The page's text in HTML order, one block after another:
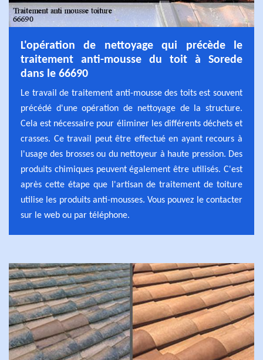
L'opération de nettoyage qui précède le
traitement anti-mousse du toit à Sorede
dans le 66690
Le travail de traitement anti-mousse des toits est souvent
précédé d'une opération de nettoyage de la structure.
Cela est nécessaire pour éliminer les différents déchets et
crasses. Ce travail peut être effectué en ayant recours à
l'usage des brosses ou du nettoyeur à haute pression. Des
produits chimiques peuvent également être utilisés. C'est
après cette étape que l'artisan de traitement de toiture
utilise les produits anti-mousses. Vous pouvez le contacter
sur le web ou par téléphone.